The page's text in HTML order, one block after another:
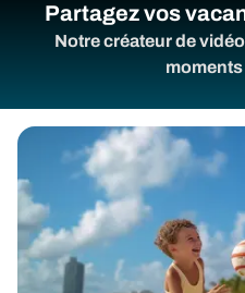
Partagez vos
Notre créateur de